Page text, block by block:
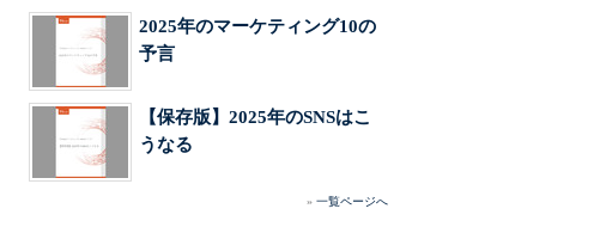
2025年のマーケティング10の
予言
【保存版】2025年のSNSはこ
うなる
» 一覧ページへ